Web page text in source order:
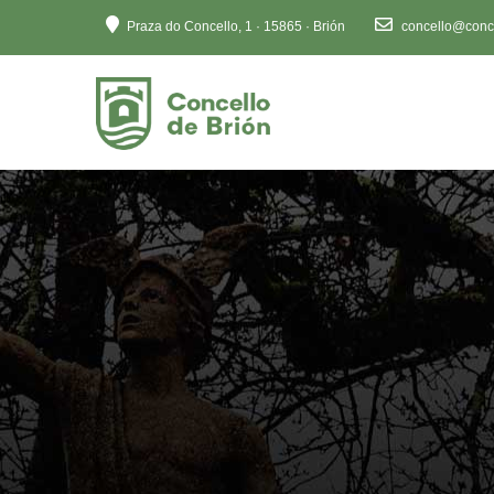
web
inclúe
un
sistema
de
accesibilidade.
Preme
Control-
F11
para
axustar
o
Praza do Concello, 1 · 15865 · Brión